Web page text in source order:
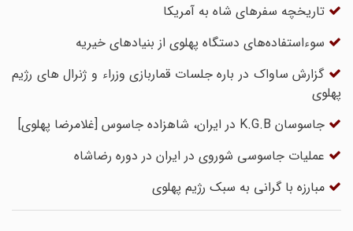
تاریخچه سفرهای شاه به آمریکا
سوءاستفاده­‌های دستگاه پهلوی از بنیادهای خیریه
گزارش ساواک در باره جلسات قماربازی وزراء و ژنرال های رژیم
پهلوی
جاسوسان K.G.B در ایران، شاهزاده جاسوس [غلامرضا پهلوی]
عملیات جاسوسی شوروی در ایران در دوره رضاشاه
مبارزه با گرانی به سبک رژیم پهلوی